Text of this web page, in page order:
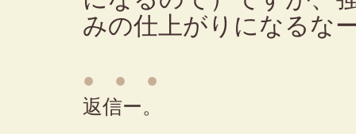
みの仕上がりになるな
● ● ●
返信ー。